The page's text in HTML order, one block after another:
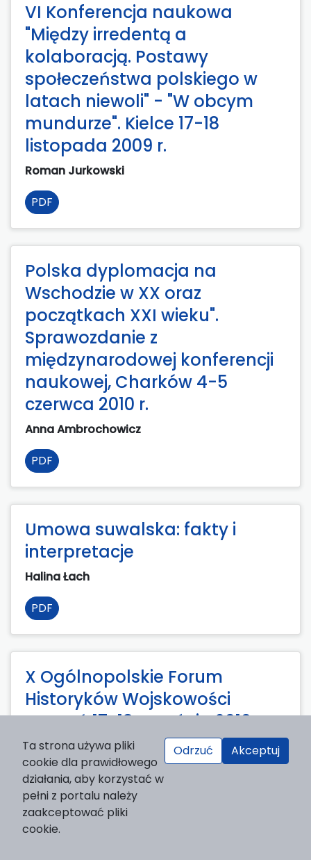
VI Konferencja naukowa
"Między irredentą a
kolaboracją. Postawy
społeczeństwa polskiego w
latach niewoli" - "W obcym
mundurze". Kielce 17-18
listopada 2009 r.
Roman Jurkowski
PDF
Polska dyplomacja na
Wschodzie w XX oraz
początkach XXI wieku".
Sprawozdanie z
międzynarodowej konferencji
naukowej, Charków 4-5
czerwca 2010 r.
Anna Ambrochowicz
PDF
Umowa suwalska: fakty i
interpretacje
Halina Łach
PDF
X Ogólnopolskie Forum
Historyków Wojskowości
Poznań 17-18 września 2010
roku
Halina Łach
PDF
Ta strona używa pliki
cookie dla prawidłowego
działania, aby korzystać w
pełni z portalu należy
zaakceptować pliki
cookie.
Odrzuć Akceptuj